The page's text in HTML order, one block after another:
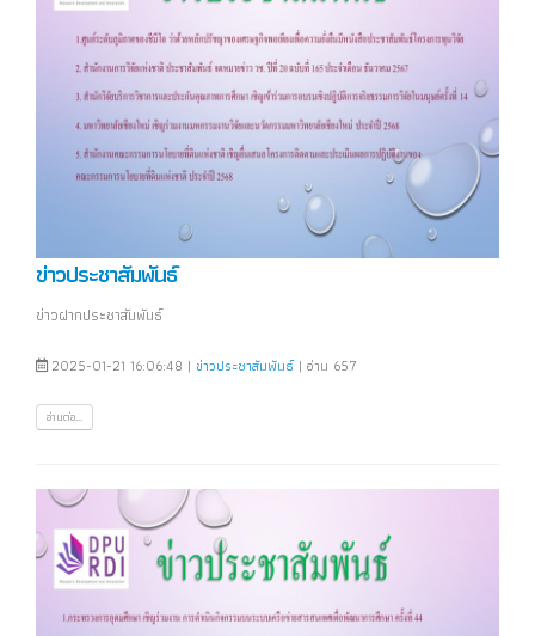
ข่าวประชาสัมพันธ์
ข่าวฝากประชาสัมพันธ์
2025-01-21 16:06:48 | ข่าวประชาสัมพันธ์| อ่าน 657
อ่านต่อ...